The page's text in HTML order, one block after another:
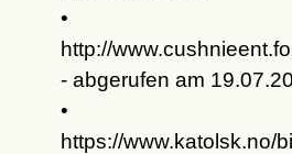
•
http://
- abgerufen am
•
https://www.katolsk.no/